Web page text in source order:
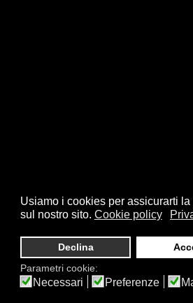
Usiamo i cookies per assicurarti
sul nostro sito. Cookie policy
Declina
Parametri cookie:
Necessari Preferenze